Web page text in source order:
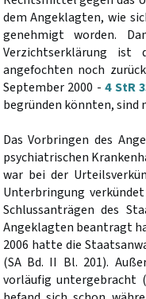
dem Angeklagten, wie
genehmigt worden.
Verzichtserklärung ist
angefochten noch
September 2000 - 4 StR
begründen könnten, sind
Das Vorbringen des
psychiatrischen
war bei der
Unterbringung
Schlussanträgen des
Angeklagten beantragt
2006 hatte die
(SA Bd. II Bl. 201).
vorläufig untergebracht